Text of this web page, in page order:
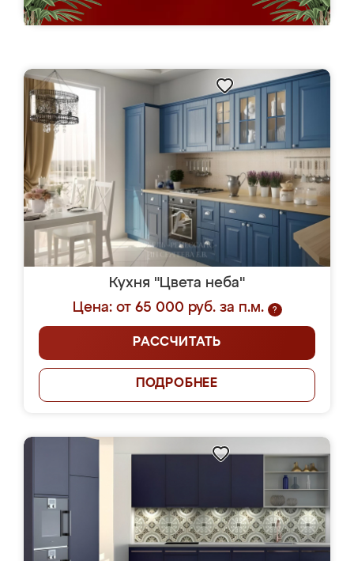
Кухня "Цвета неба"
Цена: от 65 000 руб. за п.м.
?
РАССЧИТАТЬ
ПОДРОБНЕЕ